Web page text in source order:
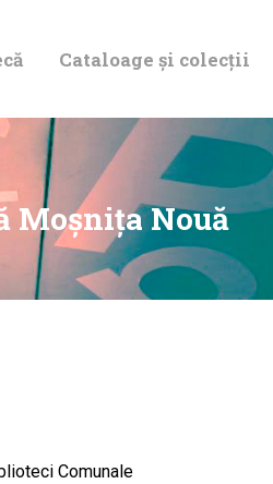
Cataloage și colecții
Moşniţa Nouă
Comunale